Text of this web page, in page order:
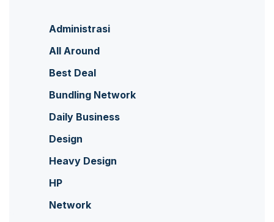
Administrasi
All Around
Best Deal
Bundling Network
Daily Business
Design
Heavy Design
HP
Network